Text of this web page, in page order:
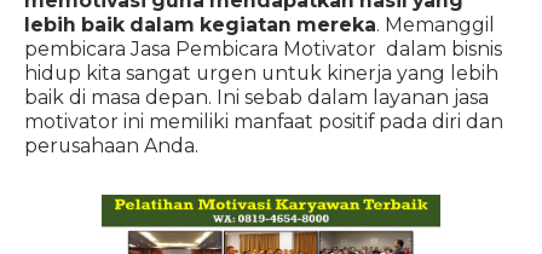
lebih baik dalam kegiatan mereka. Memanggil
pembicara Jasa Pembicara Motivator dalam bisnis
hidup kita sangat urgen untuk kinerja yang lebih
baik di masa depan. Ini sebab dalam layanan jasa
motivator ini memiliki manfaat positif pada diri dan
perusahaan Anda.